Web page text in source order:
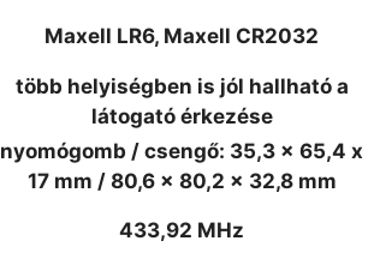
Maxell LR6, Maxell CR2032
több helyiségben is jól hallható a
látogató érkezése
nyomógomb / csengő: 35,3 x 65,4 x
17 mm / 80,6 x 80,2 x 32,8 mm
433,92 MHz